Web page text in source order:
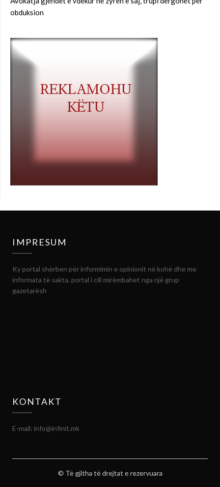
obduksion
IMPRESUM
Ky portal shërben për informimin e opinionit në kohë dhe me
informata të sakta, portal i cili mirëmbahet nga një grup
gazetarësh
KONTAKT
E-mail: info@infinit.mk
© Të gjitha të drejtat e rezervuara